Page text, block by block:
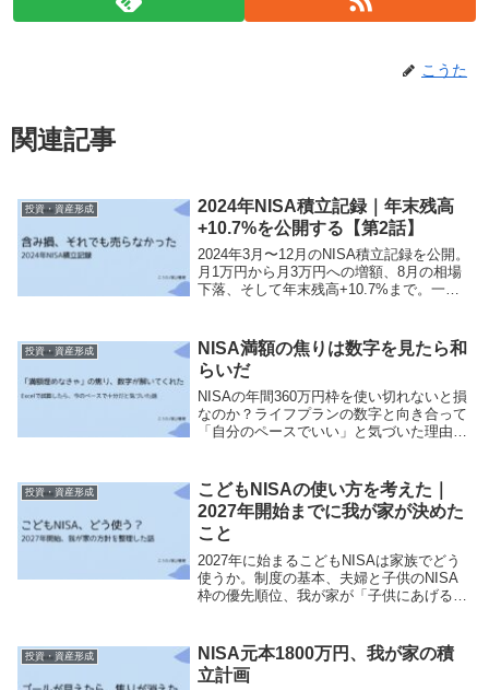
こうた
関連記事
投資・資産形成
2024年NISA積立記録｜年末残高
+10.7%を公開する【第2話】
2024年3月〜12月のNISA積立記録を公開。
月1万円から月3万円への増額、8月の相場
下落、そして年末残高+10.7%まで。一年
投資・資産形成
NISA満額の焦りは数字を見たら和
らいだ
NISAの年間360万円枠を使い切れないと損
なのか？ライフプランの数字と向き合って
「自分のペースでいい」と気づいた理由
投資・資産形成
こどもNISAの使い方を考えた｜
2027年開始までに我が家が決めた
こと
2027年に始まるこどもNISAは家族でどう
使うか。制度の基本、夫婦と子供のNISA
枠の優先順位、我が家が「子供にあげるお
投資・資産形成
NISA元本1800万円、我が家の積
立計画